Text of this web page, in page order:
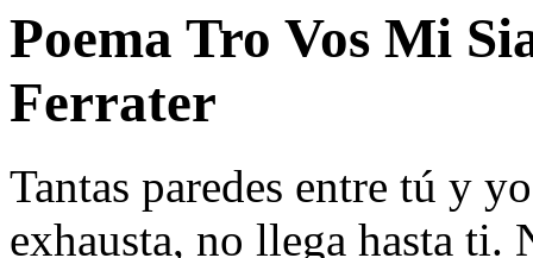
Poema Tro Vos Mi
Ferrater
Tantas paredes entre tú y
exhausta, no llega hasta ti.